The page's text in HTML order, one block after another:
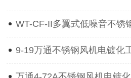
WT-CF-II多翼式低噪音不锈钢电镀化工
9-19万通不锈钢风机电镀化工抽风用